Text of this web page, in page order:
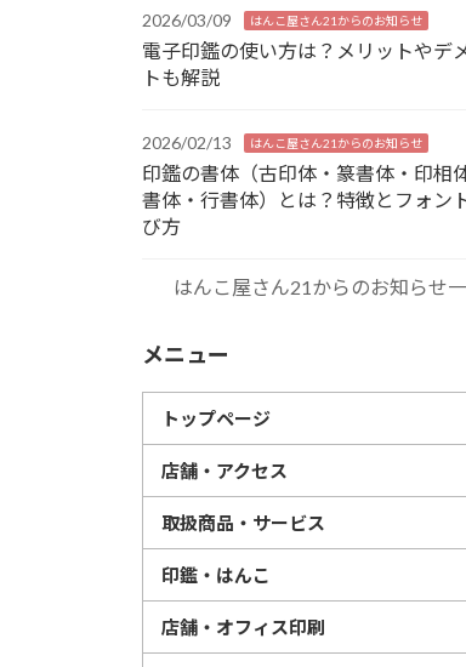
2026/03/09 はんこ屋さん21からのお知らせ
電子印鑑の使い方は？メリットやデ
トも解説
2026/02/13 はんこ屋さん21からのお知らせ
印鑑の書体（古印体・篆書体・印相
書体・行書体）とは？特徴とフォン
び方
はんこ屋さん21からのお知らせ
メニュー
トップページ
店舗・アクセス
取扱商品・サービス
印鑑・はんこ
店舗・オフィス印刷